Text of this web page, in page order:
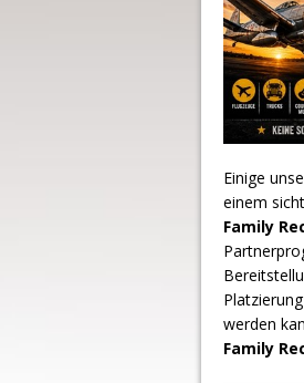
Einige
einem
Family
werden
Family